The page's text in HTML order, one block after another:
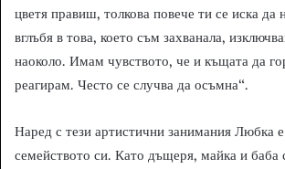
цветя правиш, толкова повече ти се иска да
вглъбя в това, което съм захванала,
наоколо. Имам чувството, че и къщата да
реагирам. Често се случва да осъмна“.
Наред с тези артистични занимания Любка
семейството си. Като дъщеря, майка и баба